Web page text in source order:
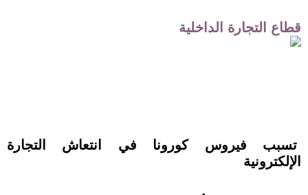
قطاع التجارة الداخلية
تسبب فيروس كورونا في انتعاش التجارة
الإلكترونية